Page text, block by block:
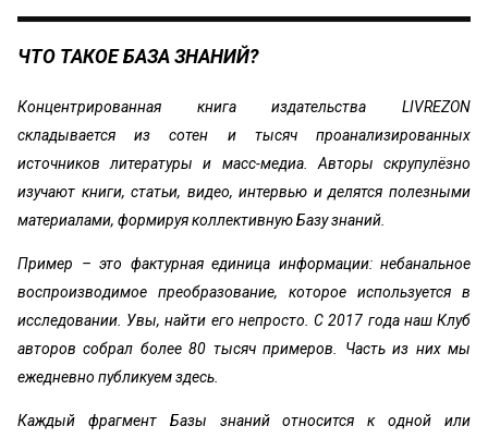
ЧТО ТАКОЕ БАЗА ЗНАНИЙ?
Концентрированная книга издательства LIVREZON
складывается из сотен и тысяч проанализированных
источников литературы и масс-медиа. Авторы скрупулёзно
изучают книги, статьи, видео, интервью и делятся полезными
материалами, формируя коллективную Базу знаний.
Пример – это фактурная единица информации: небанальное
воспроизводимое преобразование, которое используется в
исследовании. Увы, найти его непросто. С 2017 года наш Клуб
авторов собрал более 80 тысяч примеров. Часть из них мы
ежедневно публикуем здесь.
Каждый фрагмент Базы знаний относится к одной или